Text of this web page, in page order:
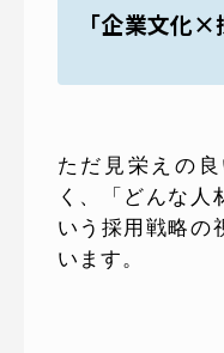
「企業文化×
ただ見栄えの
く、「どんな人
いう採用戦略の
います。